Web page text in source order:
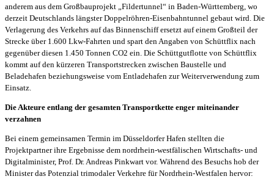
anderem aus dem Großbauprojekt „Fildertunnel“ in Baden-Württemberg, wo
derzeit Deutschlands längster Doppelröhren-Eisenbahntunnel gebaut wird. Die
Verlagerung des Verkehrs auf das Binnenschiff ersetzt auf einem Großteil der
Strecke über 1.600 Lkw-Fahrten und spart den Angaben von Schüttflix nach
gegenüber diesen 1.450 Tonnen CO2 ein. Die Schüttgutflotte von Schüttflix
kommt auf den kürzeren Transportstrecken zwischen Baustelle und
Beladehafen beziehungsweise vom Entladehafen zur Weiterverwendung zum
Einsatz.
Die Akteure entlang der gesamten Transportkette enger miteinander
verzahnen
Bei einem gemeinsamen Termin im Düsseldorfer Hafen stellten die
Projektpartner ihre Ergebnisse dem nordrhein-westfälischen Wirtschafts- und
Digitalminister, Prof. Dr. Andreas Pinkwart vor. Während des Besuchs hob der
Minister das Potenzial trimodaler Verkehre für Nordrhein-Westfalen hervor: